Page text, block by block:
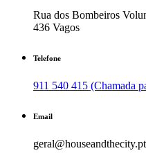
Rua dos Bombeiros
436 Vagos
Telefone
911 540 415 (Chamada
Email
geral@houseandthecity.pt